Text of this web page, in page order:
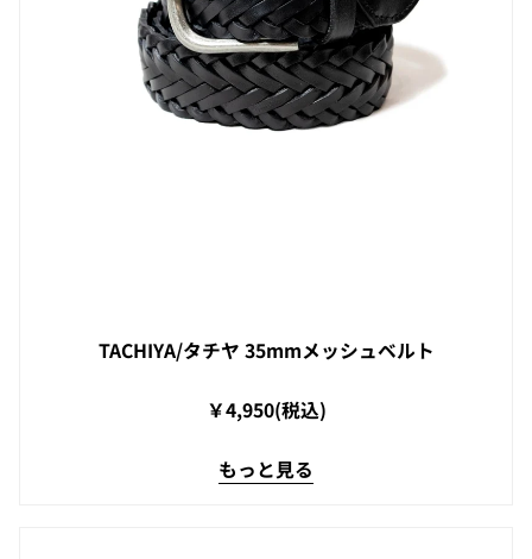
TACHIYA/タチヤ 35mmメッシュベルト
￥4,950(税込)
もっと見る